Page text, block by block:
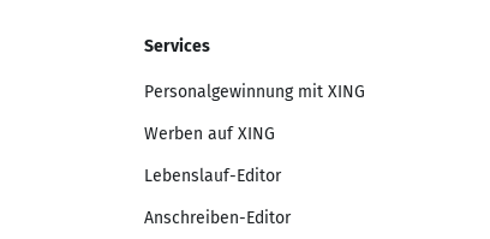
Services
Personalgewinnung mit XING
Werben auf XING
Lebenslauf-Editor
Anschreiben-Editor